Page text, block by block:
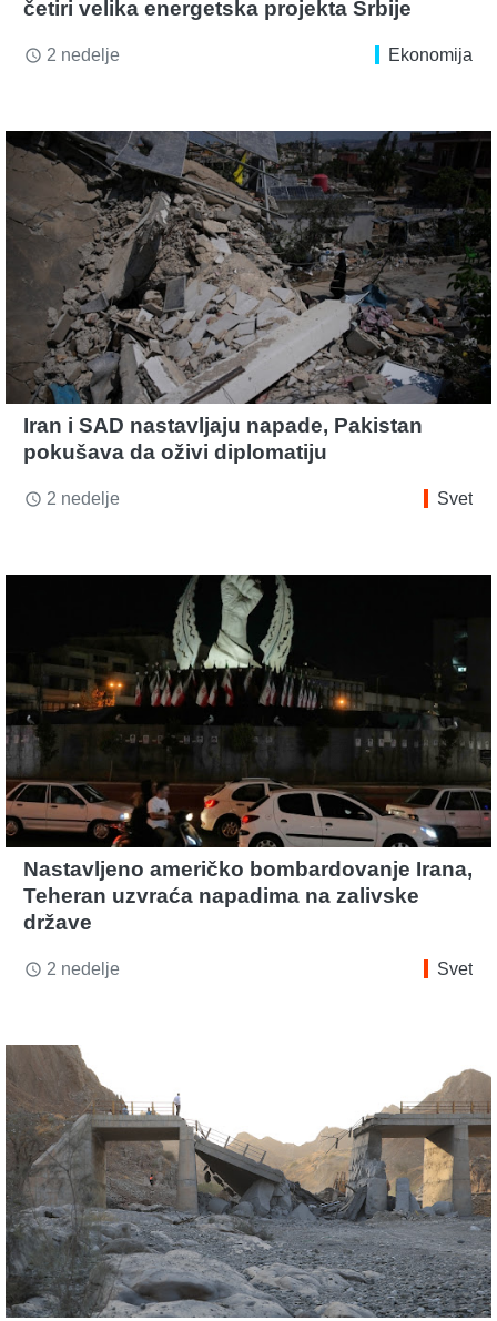
četiri velika energetska projekta Srbije
access_time 2 nedelje Ekonomija
Iran i SAD nastavljaju napade, Pakistan
pokušava da oživi diplomatiju
access_time 2 nedelje Svet
Nastavljeno američko bombardovanje Irana,
Teheran uzvraća napadima na zalivske
države
access_time 2 nedelje Svet